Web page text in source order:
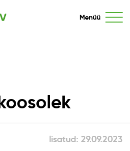
Menüü
lisatud: 29.09.2023